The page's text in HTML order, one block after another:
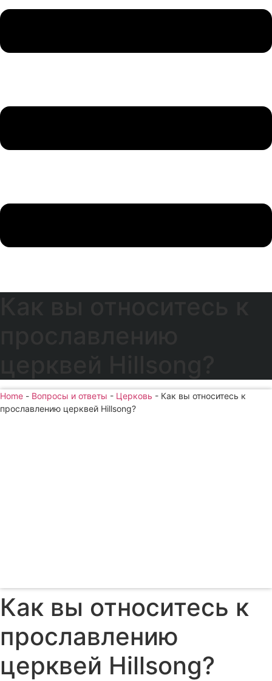
Home - Вопросы и ответы - Церковь - Как вы относитесь к
прославлению церквей Hillsong?
Как вы относитесь к
прославлению
церквей Hillsong?